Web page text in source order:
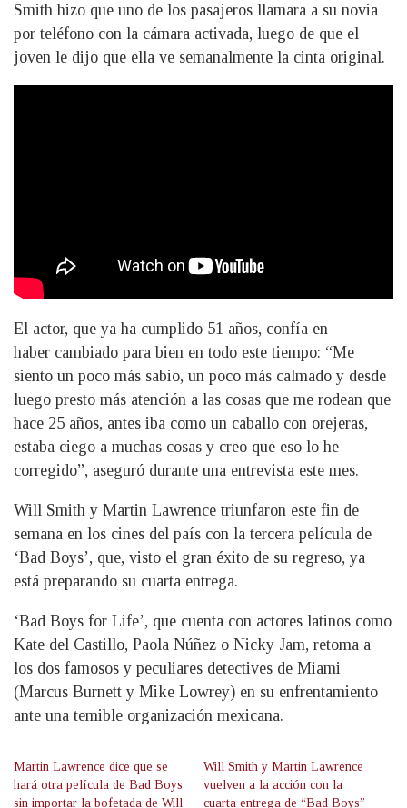
Smith hizo que uno de los pasajeros llamara a su novia
por teléfono con la cámara activada, luego de que el
joven le dijo que ella ve semanalmente la cinta original.
El actor, que ya ha cumplido 51 años, confía en
haber cambiado para bien en todo este tiempo: “Me
siento un poco más sabio, un poco más calmado y desde
luego presto más atención a las cosas que me rodean que
hace 25 años, antes iba como un caballo con orejeras,
estaba ciego a muchas cosas y creo que eso lo he
corregido”, aseguró durante una entrevista este mes.
Will Smith y Martin Lawrence triunfaron este fin de
semana en los cines del país con la tercera película de
‘Bad Boys’, que, visto el gran éxito de su regreso, ya
está preparando su cuarta entrega.
‘Bad Boys for Life’, que cuenta con actores latinos como
Kate del Castillo, Paola Núñez o Nicky Jam, retoma a
los dos famosos y peculiares detectives de Miami
(Marcus Burnett y Mike Lowrey) en su enfrentamiento
ante una temible organización mexicana.
Martin Lawrence dice que se
hará otra película de Bad Boys
sin importar la bofetada de Will
Will Smith y Martin Lawrence
vuelven a la acción con la
cuarta entrega de “Bad Boys”